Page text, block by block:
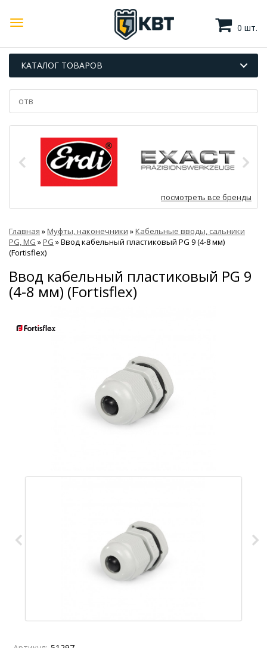
0 шт.
КАТАЛОГ ТОВАРОВ
посмотреть все бренды
Главная »Муфты, наконечники »Кабельные вводы, сальники
PG, MG »PG »Ввод кабельный пластиковый PG 9 (4-8 мм)
(Fortisflex)
Ввод кабельный пластиковый PG 9
(4-8 мм) (Fortisflex)